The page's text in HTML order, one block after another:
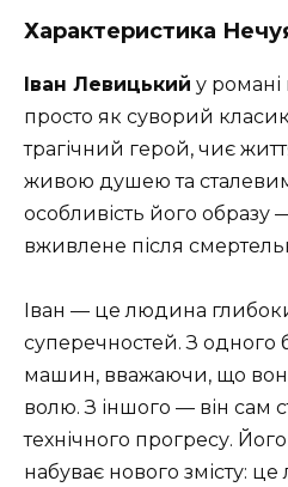
Характеристика
Іван Левицький у
просто як суворий
трагічний герой, чиє
живою душею та
особливість його образу
вживлене після
Іван — це людина
суперечностей. З одного
машин, вважаючи, що
волю. З іншого — він сам
технічного прогресу.
набуває нового змісту: